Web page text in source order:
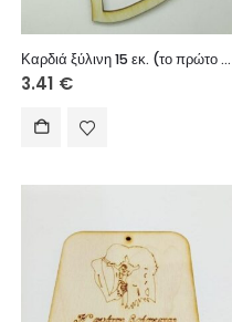
Καρδιά ξύλινη 15 εκ. (το πρώτο άγγιγμα)
3.41 €